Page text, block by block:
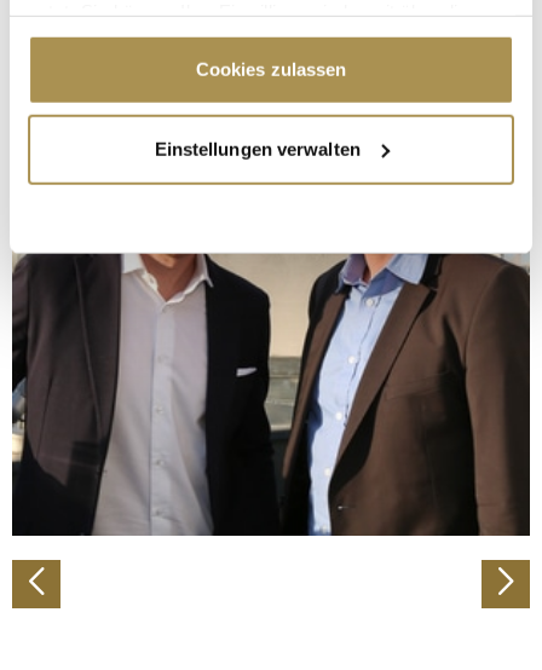
Cookie-Erklärung oder durch Klicken auf das Privacy
Trigger Symbol ändern oder widerrufen
Informationen über Ihre geografische Lage
erfassen, welche bis auf einige Meter genau sein
bestimmten Merkmalen (Fingerprinting) identifizieren
Erfahren Sie mehr darüber, wie Ihre persönlichen Daten
verarbeitet werden, und legen Sie Ihre Präferenzen im
Abschnitt Einzelheiten
fest.
Wir verwenden Cookies, um Inhalte und Anzeigen zu
personalisieren, Funktionen für soziale Medien anbieten
zu können und die Zugriffe auf unsere Website zu
analysieren. Außerdem geben wir Informationen zu Ihrer
Verwendung unserer Website an unsere Partner für
soziale Medien, Werbung und Analysen weiter. Unsere
Partner führen diese Informationen möglicherweise mit
Cookies zulassen
Einstellungen verwalten